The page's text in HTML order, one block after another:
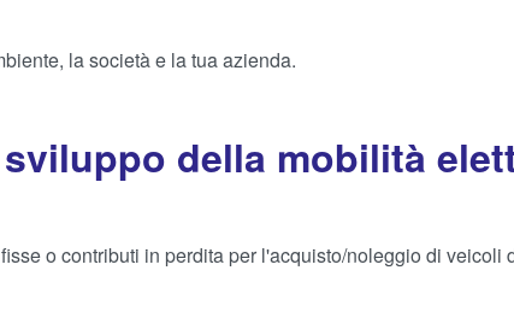
la società e la tua azienda.
della mobilità
o contributi in perdita per l'acquisto/noleggio di